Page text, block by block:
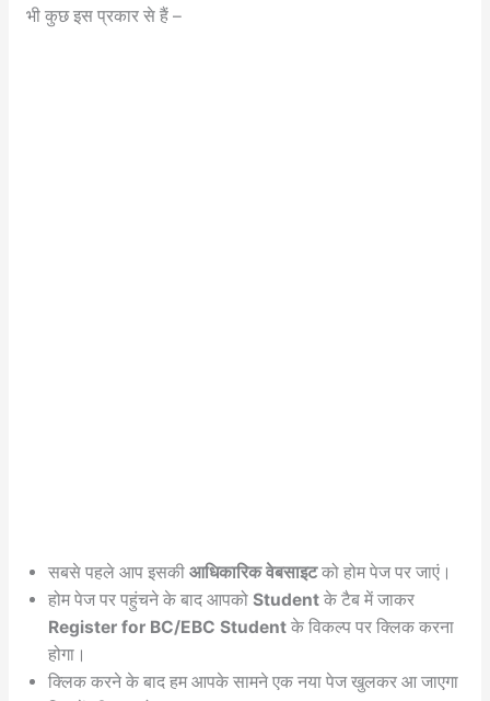
भी कुछ इस प्रकार से हैं –
सबसे पहले आप इसकी आधिकारिक वेबसाइटको होम पेज पर जाएं।
होम पेज पर पहुंचने के बाद आपको Student के टैब में जाकर
Register for BC/EBC Student के विकल्प पर क्लिक करना
होगा।
क्लिक करने के बाद हम आपके सामने एक नया पेज खुलकर आ जाएगा